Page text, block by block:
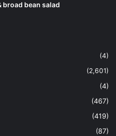
broad bean salad
(4)
(2,601)
(4)
(467)
(419)
(87)